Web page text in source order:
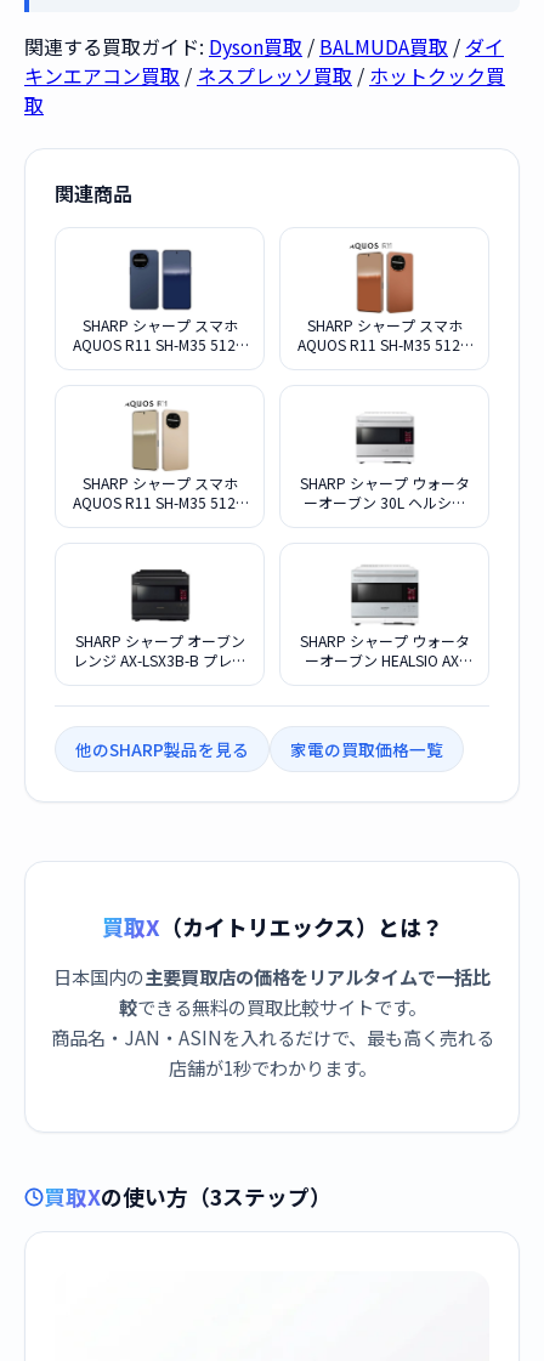
関連する買取ガイド: Dyson買取 / BALMUDA買取 / ダイ
キンエアコン買取 / ネスプレッソ買取 / ホットクック買
取
関連商品
SHARP シャープ スマホ
AQUOS R11 SH-M35 512G
SHARP シャープ スマホ
AQUOS R11 SH-M35 512G
SHARP シャープ スマホ
AQUOS R11 SH-M35 512G
SHARP シャープ ウォータ
ーオーブン 30L ヘルシオ
ルホワイト
SHARP シャープ オーブン
レンジ AX-LSX3B-B プレミ
SHARP シャープ ウォータ
ーオーブン HEALSIO AX-
他のSHARP製品を見る 家電の買取価格一覧
買取X （カイトリエックス）とは？
日本国内の主要買取店の価格をリアルタイムで一括比
較できる無料の買取比較サイトです。
商品名・JAN・ASINを入れるだけで、最も高く売れる
店舗が1秒でわかります。
買取Xの使い方（3ステップ）